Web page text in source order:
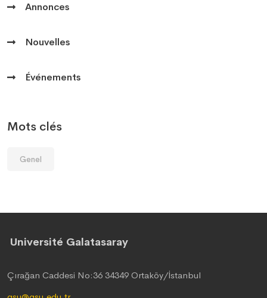
Annonces
Nouvelles
Événements
Mots clés
Genel
Université Galatasaray
Çırağan Caddesi No:36 34349 Ortaköy/İstanbul